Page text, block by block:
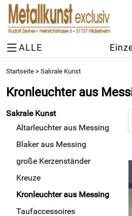
ALLE
Startseite > Sakrale Kunst
Kronleuchter aus
Sakrale Kunst
Altarleuchter aus Messing
Blaker aus Messing
große Kerzenständer
Kreuze
Kronleuchter aus Messing
Taufaccessoires